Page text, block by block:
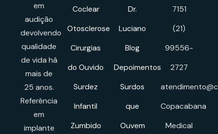
em
audição
devolvendo
qualidade
de vida há
mais de
25 anos.
Referência
em
implante
Coclear
Otosclerose
Cirurgias
do Ouvido
Surdez
Infantil
Zumbido
Dr.
Luciano
Blog
Depoimentos
Surdos
que
Ouvem
7151
(21)
99556-
2727
Copacabana
Medical